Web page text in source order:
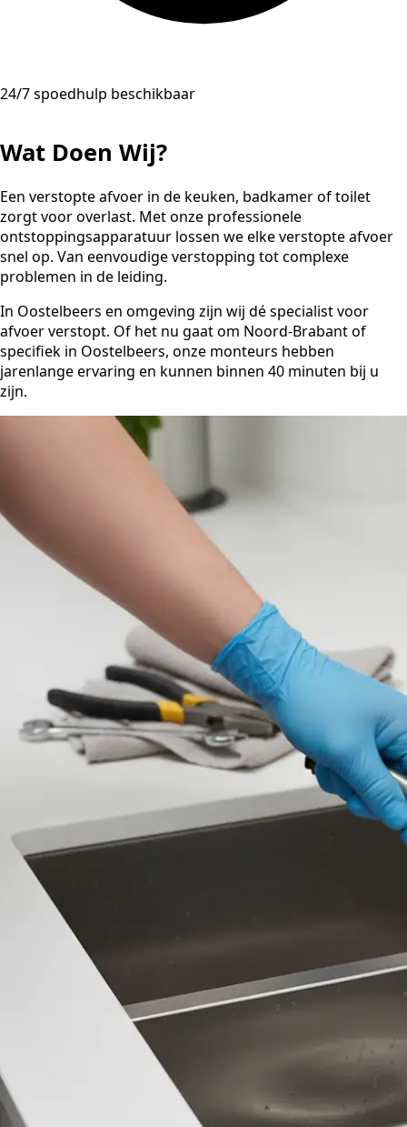
24/7 spoedhulp beschikbaar
Wat Doen Wij?
Een verstopte afvoer in de keuken, badkamer of toilet
zorgt voor overlast. Met onze professionele
ontstoppingsapparatuur lossen we elke verstopte afvoer
snel op. Van eenvoudige verstopping tot complexe
problemen in de leiding.
In Oostelbeers en omgeving zijn wij dé specialist voor
afvoer verstopt. Of het nu gaat om Noord-Brabant of
specifiek in Oostelbeers, onze monteurs hebben
jarenlange ervaring en kunnen binnen 40 minuten bij u
zijn.